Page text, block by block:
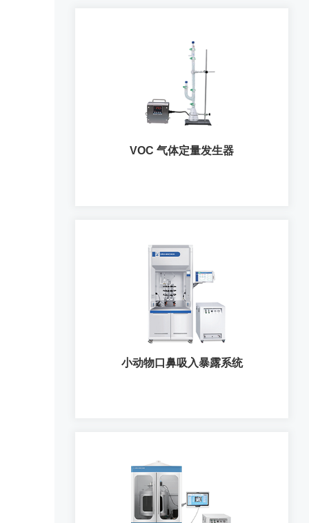
VOC 气体定量发生器
VOC 气体定量发生器
小动物口鼻吸入暴露系统
小动物口鼻吸入暴露系统